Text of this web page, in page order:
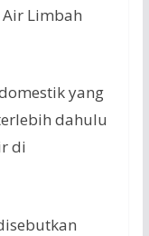
Limbah
yang
dahulu
di